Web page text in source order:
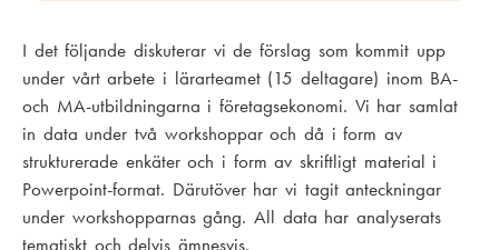
I det följande diskuterar vi de förslag som kommit upp
under vårt arbete i lärarteamet (15 deltagare) inom BA-
och MA-utbildningarna i företagsekonomi. Vi har samlat
in data under två workshoppar och då i form av
strukturerade enkäter och i form av skriftligt material i
Powerpoint-format. Därutöver har vi tagit anteckningar
under workshopparnas gång. All data har analyserats
tematiskt och delvis ämnesvis.